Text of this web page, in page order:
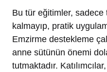
Bu tür eğitimler,
kalmayıp, pratik
Emzirme destekleme
anne sütünün önemi
tutmaktadır.